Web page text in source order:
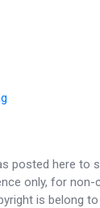
posted here to
only, for
is belong